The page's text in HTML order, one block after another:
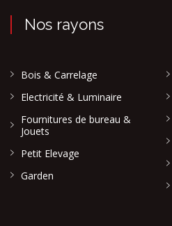
Nos rayons
Bois & Carrelage
Electricité & Luminaire
Fournitures de bureau &
Jouets
Petit Elevage
Garden